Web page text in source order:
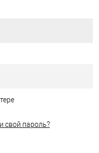
свой пароль?